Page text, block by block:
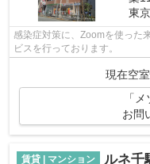
東
感染症対策に、Zoomを使った
ビスを行っております。
現在空
「
お問
賃貸 | マンション ルネ千